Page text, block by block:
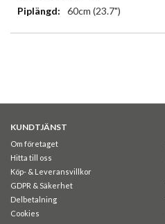
60cm (23.7")
KUNDTJÄNST
Om företaget
Hitta till oss
Köp- & Leveransvillkor
GDPR & Säkerhet
Delbetalning
Cookies